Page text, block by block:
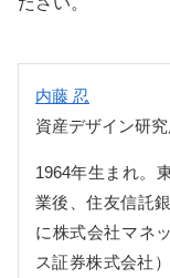
内藤 忍
資産デザイン研
1964年生まれ。
業後、住友信託
に株式会社マネ
ス証券株式会社